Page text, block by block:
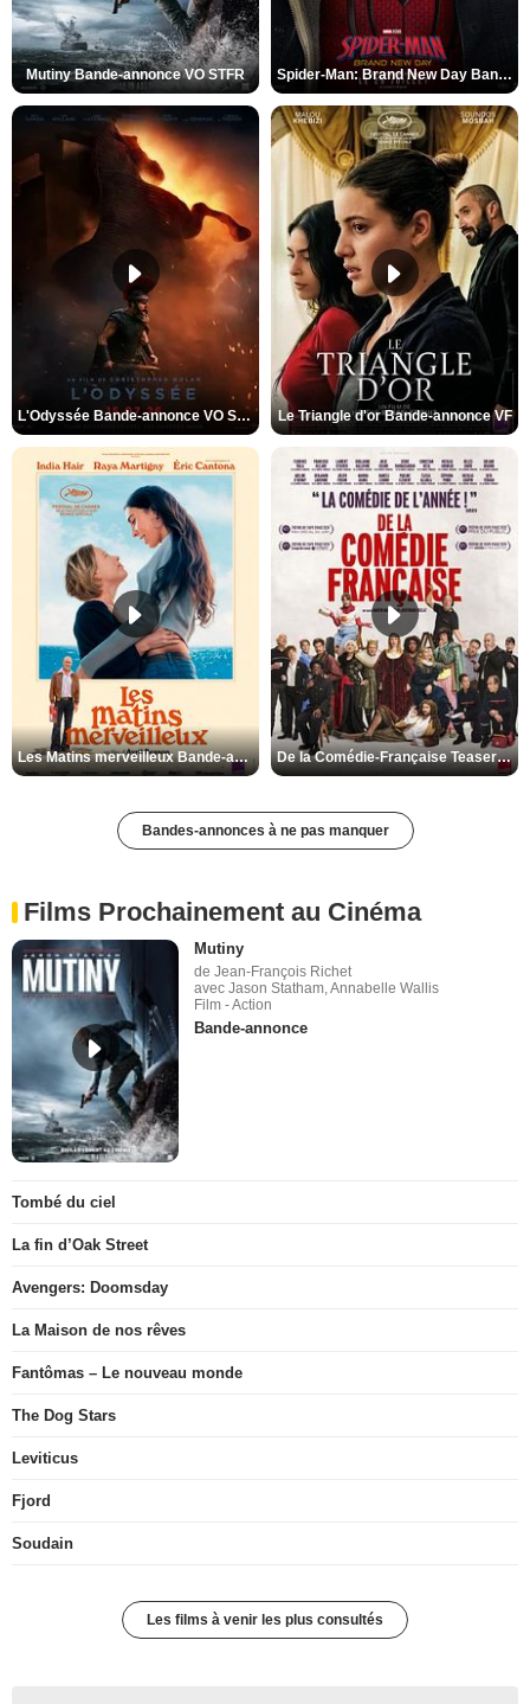
Mutiny Bande-annonce VO STFR Spider-Man: Brand New Day Bande-annonce VO STFR
L'Odyssée Bande-annonce VO STFR Le Triangle d'or Bande-annonce VF
Les Matins merveilleux Bande-annonce VF De la Comédie-Française Teaser VF
Bandes-annonces à ne pas manquer
Films Prochainement au Cinéma
Mutiny
de Jean-François Richet
avec Jason Statham, Annabelle Wallis
Film - Action
Bande-annonce
Tombé du ciel
La fin d’Oak Street
Avengers: Doomsday
La Maison de nos rêves
Fantômas – Le nouveau monde
The Dog Stars
Leviticus
Fjord
Soudain
Les films à venir les plus consultés